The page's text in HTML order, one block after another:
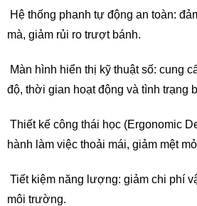
Hệ thống phanh tự động an toàn:
mà, giảm rủi ro trượt bánh.
Màn hình hiển thị kỹ thuật số: cung
độ, thời gian hoạt động và tình trạng
Thiết kế công thái học (Ergonomic
hành làm việc thoải mái, giảm mệt
Tiết kiệm năng lượng: giảm chi phí
môi trường.